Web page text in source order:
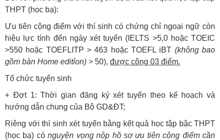
THPT (học bạ):
Ưu tiên cộng điểm với thí sinh có chứng chỉ ngoại ngữ còn
hiệu lực tính đến ngày xét tuyển (IELTS >5,0 hoặc TOEIC
>550 hoặc TOEFLITP > 463 hoặc TOEFL iBT (không bao
gồm bàn Home editỉon) > 50), được công 03 điểm.
Tổ chửc tuyển sinh
+ Đợt 1: Thời gian đăng ký xét tuyển theo kế hoạch và
hướng dẫn chung của Bộ GD&ĐT;
Riêng với thí sinh xét tuyển bằng kết quả học tập bậc THPT
(học bạ) cónguyện vọng nộp hồ sơ ưu tiên cộng điểm cần